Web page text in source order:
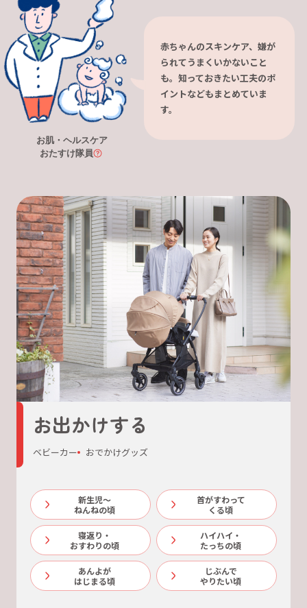
お肌・ヘルスケア
おたすけ隊員
赤ちゃんのスキンケア、嫌が
られてうまくいかないこと
も。知っておきたい工夫のポ
イントなどもまとめていま
す。
お出かけする
ベビーカー おでかけグッズ
新生児～
ねんねの頃
首がすわって
くる頃
寝返り・
おすわりの頃
ハイハイ・
たっちの頃
あんよが
はじまる頃
じぶんで
やりたい頃